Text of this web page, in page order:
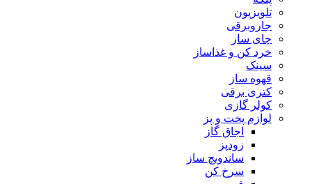
تلویزیون
جاروبرقی
چای ساز
خرد کن و غذاساز
سینک
قهوه ساز
کتری برقی
کولر گازی
لوازم پخت و پز
اجاق گاز
زودپز
ساندویچ ساز
سرخ کن